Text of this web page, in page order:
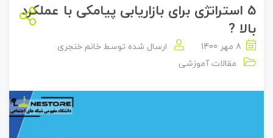
5 استراتژی برای بازاریابی پیامکی با عملکرد
بالا ?
8 مهر 1400 ارسال شده توسط خانم خنجری
مقالات آموزشی